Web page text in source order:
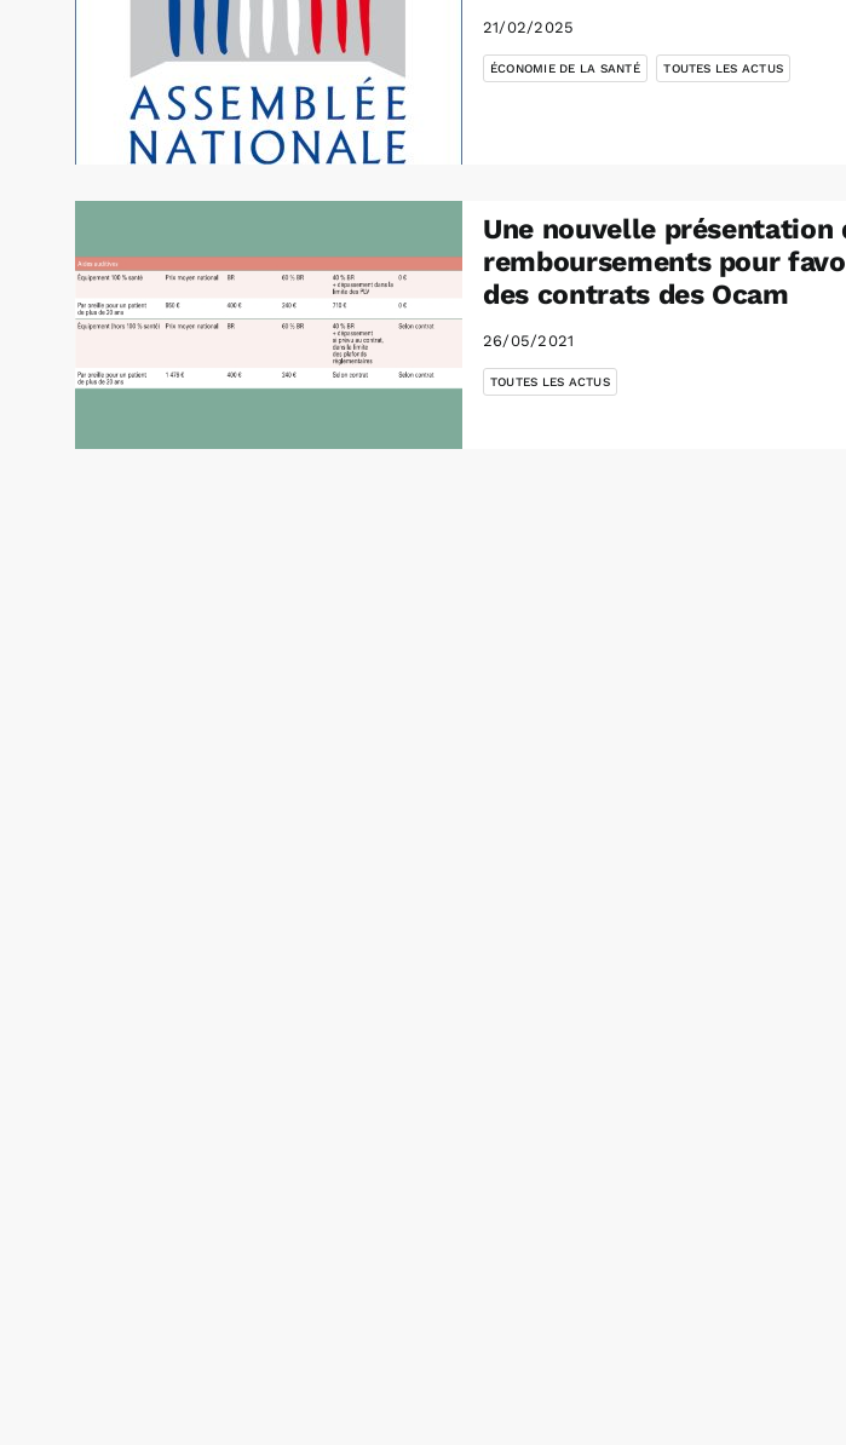
21/02/2025
ÉCONOMIE DE LA SANTÉ TOUTES LES ACTUS
Une nouvelle présentation
remboursements pour
des contrats des Ocam
26/05/2021
TOUTES LES ACTUS